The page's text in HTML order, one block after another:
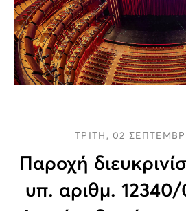
ΤΡΙΤΗ, 02
Παροχή
υπ. αριθμ.